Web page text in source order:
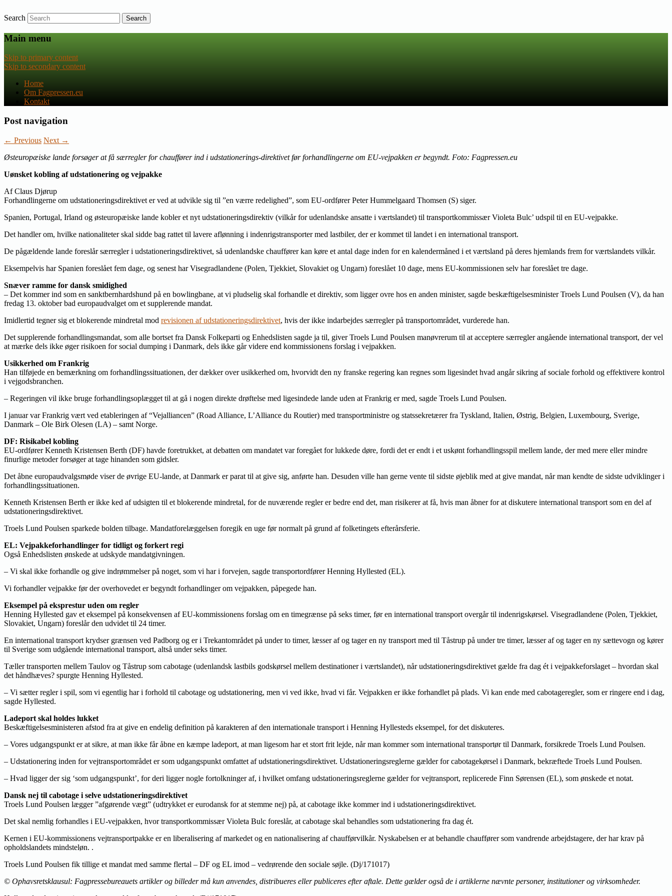
Fagpressen.eu
Nyheder om dansk EU-politik
Search
Main menu
Skip to primary content
Skip to secondary content
Home
Om Fagpressen.eu
Kontakt
Post navigation
← Previous Next →
Østeuropæiske lande forsøger at få særregler for chauffører ind i udstationerings-direktivet før forhandlingerne om EU-vejpakken er begyndt. Foto: Fagpressen.eu
Uønsket kobling af udstationering og vejpakke
Af Claus Djørup
Forhandlingerne om udstationeringsdirektivet er ved at udvikle sig til ”en værre redelighed”, som EU-ordfører Peter Hummelgaard Thomsen (S) siger.
Spanien, Portugal, Irland og østeuropæiske lande kobler et nyt udstationeringsdirektiv (vilkår for udenlandske ansatte i værtslandet) til transportkommissær Violeta Bulc’ udspil til en EU-vejpakke.
Det handler om, hvilke nationaliteter skal sidde bag rattet til lavere aflønning i indenrigstransporter med lastbiler, der er kommet til landet i en international transport.
De pågældende lande foreslår særregler i udstationeringsdirektivet, så udenlandske chauffører kan køre et antal dage inden for en kalendermåned i et værtsland på deres hjemlands frem for værtslandets vilkår.
Eksempelvis har Spanien foreslået fem dage, og senest har Visegradlandene (Polen, Tjekkiet, Slovakiet og Ungarn) foreslået 10 dage, mens EU-kommissionen selv har foreslået tre dage.
Snæver ramme for dansk smidighed
– Det kommer ind som en sanktbernhardshund på en bowlingbane, at vi pludselig skal forhandle et direktiv, som ligger ovre hos en anden minister, sagde beskæftigelsesminister Troels Lund Poulsen (V), da han
fredag 13. oktober bad europaudvalget om et supplerende mandat.
Imidlertid tegner sig et blokerende mindretal mod revisionen af udstationeringsdirektivet, hvis der ikke indarbejdes særregler på transportområdet, vurderede han.
Det supplerende forhandlingsmandat, som alle bortset fra Dansk Folkeparti og Enhedslisten sagde ja til, giver Troels Lund Poulsen manøvrerum til at acceptere særregler angående international transport, der vel
at mærke dels ikke øger risikoen for social dumping i Danmark, dels ikke går videre end kommissionens forslag i vejpakken.
Usikkerhed om Frankrig
Han tilføjede en bemærkning om forhandlingssituationen, der dækker over usikkerhed om, hvorvidt den ny franske regering kan regnes som ligesindet hvad angår sikring af sociale forhold og effektivere kontrol
i vejgodsbranchen.
– Regeringen vil ikke bruge forhandlingsoplægget til at gå i nogen direkte drøftelse med ligesindede lande uden at Frankrig er med, sagde Troels Lund Poulsen.
I januar var Frankrig vært ved etableringen af “Vejalliancen” (Road Alliance, L’Alliance du Routier) med transportministre og statssekretærer fra Tyskland, Italien, Østrig, Belgien, Luxembourg, Sverige,
Danmark – Ole Birk Olesen (LA) – samt Norge.
DF: Risikabel kobling
EU-ordfører Kenneth Kristensen Berth (DF) havde foretrukket, at debatten om mandatet var foregået for lukkede døre, fordi det er endt i et uskønt forhandlingsspil mellem lande, der med mere eller mindre
finurlige metoder forsøger at tage hinanden som gidsler.
Det åbne europaudvalgsmøde viser de øvrige EU-lande, at Danmark er parat til at give sig, anførte han. Desuden ville han gerne vente til sidste øjeblik med at give mandat, når man kendte de sidste udviklinger i
forhandlingssituationen.
Kenneth Kristensen Berth er ikke ked af udsigten til et blokerende mindretal, for de nuværende regler er bedre end det, man risikerer at få, hvis man åbner for at diskutere international transport som en del af
udstationeringsdirektivet.
Troels Lund Poulsen sparkede bolden tilbage. Mandatforelæggelsen foregik en uge før normalt på grund af folketingets efterårsferie.
EL: Vejpakkeforhandlinger for tidligt og forkert regi
Også Enhedslisten ønskede at udskyde mandatgivningen.
– Vi skal ikke forhandle og give indrømmelser på noget, som vi har i forvejen, sagde transportordfører Henning Hyllested (EL).
Vi forhandler vejpakke før der overhovedet er begyndt forhandlinger om vejpakken, påpegede han.
Eksempel på eksprestur uden om regler
Henning Hyllested gav et eksempel på konsekvensen af EU-kommissionens forslag om en timegrænse på seks timer, før en international transport overgår til indenrigskørsel. Visegradlandene (Polen, Tjekkiet,
Slovakiet, Ungarn) foreslår den udvidet til 24 timer.
En international transport krydser grænsen ved Padborg og er i Trekantområdet på under to timer, læsser af og tager en ny transport med til Tåstrup på under tre timer, læsser af og tager en ny sættevogn og kører
til Sverige som udgående international transport, altså under seks timer.
Tæller transporten mellem Taulov og Tåstrup som cabotage (udenlandsk lastbils godskørsel mellem destinationer i værtslandet), når udstationeringsdirektivet gælde fra dag ét i vejpakkeforslaget – hvordan skal
det håndhæves? spurgte Henning Hyllested.
– Vi sætter regler i spil, som vi egentlig har i forhold til cabotage og udstationering, men vi ved ikke, hvad vi får. Vejpakken er ikke forhandlet på plads. Vi kan ende med cabotageregler, som er ringere end i dag,
sagde Hyllested.
Ladeport skal holdes lukket
Beskæftigelsesministeren afstod fra at give en endelig definition på karakteren af den internationale transport i Henning Hyllesteds eksempel, for det diskuteres.
– Vores udgangspunkt er at sikre, at man ikke får åbne en kæmpe ladeport, at man ligesom har et stort frit lejde, når man kommer som international transportør til Danmark, forsikrede Troels Lund Poulsen.
– Udstationering inden for vejtransportområdet er som udgangspunkt omfattet af udstationeringsdirektivet. Udstationeringsreglerne gælder for cabotagekørsel i Danmark, bekræftede Troels Lund Poulsen.
– Hvad ligger der sig ‘som udgangspunkt’, for deri ligger nogle fortolkninger af, i hvilket omfang udstationeringsreglerne gælder for vejtransport, replicerede Finn Sørensen (EL), som ønskede et notat.
Dansk nej til cabotage i selve udstationeringsdirektivet
Troels Lund Poulsen lægger ”afgørende vægt” (udtrykket er eurodansk for at stemme nej) på, at cabotage ikke kommer ind i udstationeringsdirektivet.
Det skal nemlig forhandles i EU-vejpakken, hvor transportkommissær Violeta Bulc foreslår, at cabotage skal behandles som udstationering fra dag ét.
Kernen i EU-kommissionens vejtransportpakke er en liberalisering af markedet og en nationalisering af chaufførvilkår. Nyskabelsen er at behandle chauffører som vandrende arbejdstagere, der har krav på
opholdslandets mindsteløn. .
Troels Lund Poulsen fik tillige et mandat med samme flertal – DF og EL imod – vedrørende den sociale søjle. (Dj/171017)
© Ophavsretsklausul: Fagpressebureauets artikler og billeder må kun anvendes, distribueres eller publiceres efter aftale. Dette gælder også de i artiklerne nævnte personer, institutioner og virksomheder.